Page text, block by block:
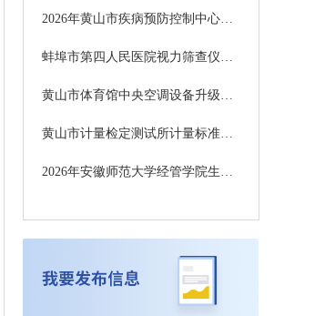
2026年黄山市疾病预防控制中心标准化建设多病原快速筛查鉴定系统采购项目中标结果公告
蚌埠市第四人民医院视力筛查仪采购项目中标结果公告
黄山市体育馆中央空调设备升级改造采购项目招标公告
黄山市计量检定测试所计量标准设备更新项目招标公告
2026年安徽师范大学经管学院生化楼改造家具空调采购项目（二次）招标公告